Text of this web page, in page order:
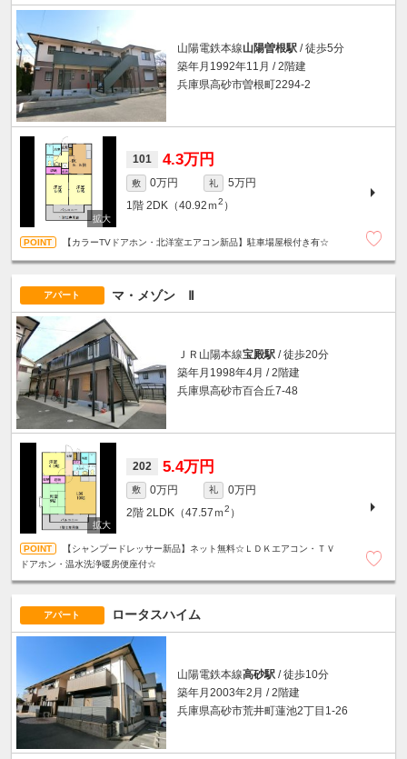
山陽電鉄本線山陽曽根駅 / 徒歩5分
築年月1992年11月 / 2階建
兵庫県高砂市曽根町2294-2
101 4.3万円
敷 0万円 礼
5万円
1階 2DK（40.92ｍ2 ）
【カラーTVドアホン・北洋室エアコン新品】駐車場屋根付き有☆
アパート マ・メゾン Ⅱ
ＪＲ山陽本線宝殿駅 / 徒歩20分
築年月1998年4月 / 2階建
兵庫県高砂市百合丘7-48
202 5.4万円
敷 0万円 礼
0万円
2階 2LDK（47.57ｍ2 ）
【シャンプードレッサー新品】ネット無料☆ＬＤＫエアコン・ＴＶ
ドアホン・温水洗浄暖房便座付☆
アパート ロータスハイム
山陽電鉄本線高砂駅 / 徒歩10分
築年月2003年2月 / 2階建
兵庫県高砂市荒井町蓮池2丁目1-26